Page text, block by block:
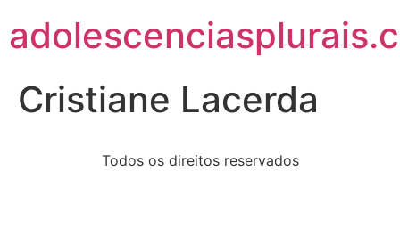
Cristiane Lacerda
Todos os direitos reservados